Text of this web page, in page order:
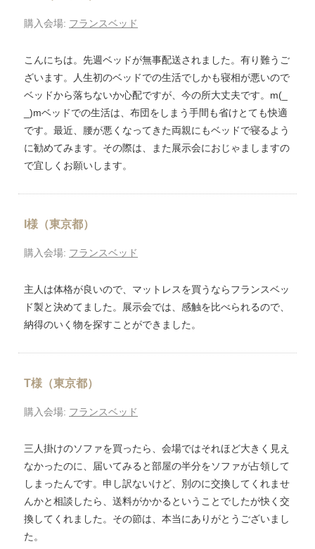
購入会場: フランスベッド
こんにちは。先週ベッドが無事配送されました。有り難うご
ざいます。人生初のベッドでの生活でしかも寝相が悪いので
ベッドから落ちないか心配ですが、今の所大丈夫です。m(_
_)mベッドでの生活は、布団をしまう手間も省けとても快適
です。最近、腰が悪くなってきた両親にもベッドで寝るよう
に勧めてみます。その際は、また展示会におじゃましますの
で宜しくお願いします。
I様（東京都）
購入会場: フランスベッド
主人は体格が良いので、マットレスを買うならフランスベッ
ド製と決めてました。展示会では、感触を比べられるので、
納得のいく物を探すことができました。
T様（東京都）
購入会場: フランスベッド
三人掛けのソファを買ったら、会場ではそれほど大きく見え
なかったのに、届いてみると部屋の半分をソファが占領して
しまったんです。申し訳ないけど、別のに交換してくれませ
んかと相談したら、送料がかかるということでしたが快く交
換してくれました。その節は、本当にありがとうございまし
た。